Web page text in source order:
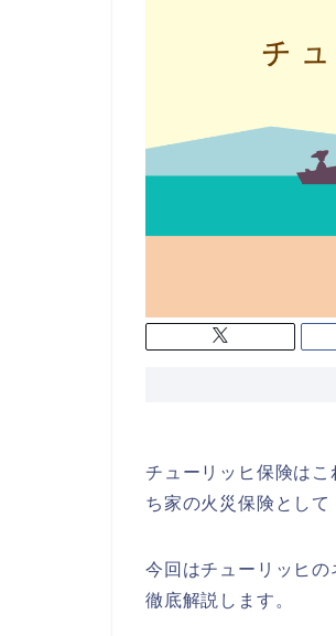
チューリッヒ保険は
ち家の火災保険として
今回はチューリッヒ
徹底解説します。